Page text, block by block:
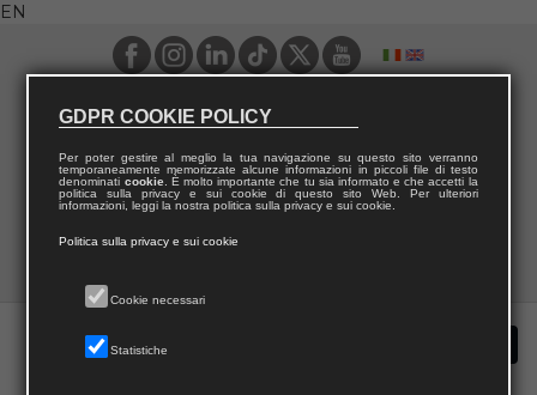
EN
GDPR COOKIE POLICY
Per poter gestire al meglio la tua navigazione su questo sito verranno
temporaneamente memorizzate alcune informazioni in piccoli file di testo
denominati cookie. È molto importante che tu sia informato e che accetti la
politica sulla privacy e sui cookie di questo sito Web. Per ulteriori
informazioni, leggi la nostra politica sulla privacy e sui cookie.
Politica sulla privacy e sui cookie
Cookie necessari
Statistiche